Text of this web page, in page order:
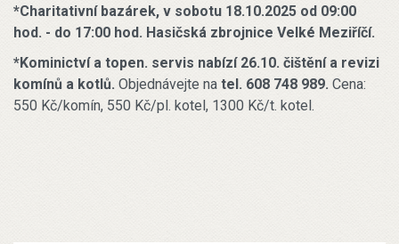
*Charitativní bazárek, v sobotu 18.10.2025 od 09:00
hod. - do 17:00 hod. Hasičská zbrojnice Velké Meziříčí.
*Kominictví a topen. servis nabízí 26.10. čištění a revizi
komínů a kotlů. Objednávejte na tel. 608 748 989. Cena:
550 Kč/komín, 550 Kč/pl. kotel, 1300 Kč/t. kotel.